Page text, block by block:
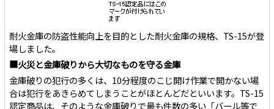
耐火金庫の防盗性能向上を目的とした耐火金庫の規格、TS-15が登
場しました。
■火災と金庫破りから大切なものを守る金庫
金庫破りの犯行の多くは、10分程度のこじ開け作業で開かない場
合は犯行をあきらめてしまうことがほとんどだといいます。TS-15
認定商品は、そのような金庫破りで最も件数の多い「バール等で